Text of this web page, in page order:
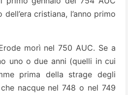
cristiana, l’anno primo
morì nel 750 AUC. Se a
uno o due anni (quelli in cui
prima della strage degli
nacque nel 748 o nel 749